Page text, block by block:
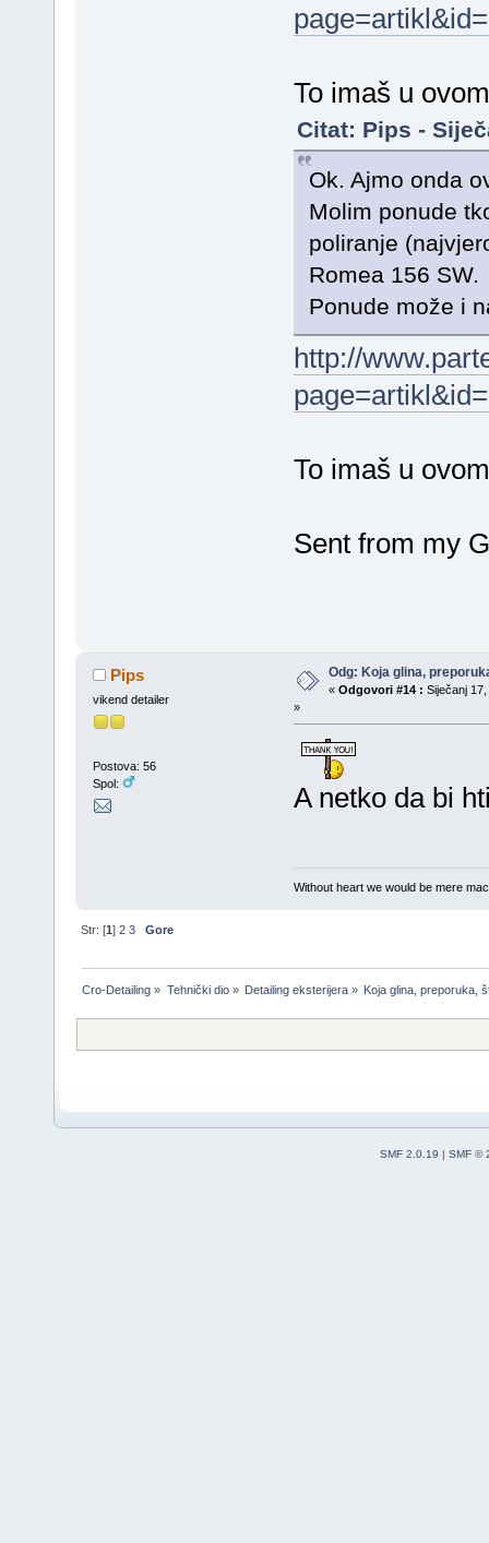
To imaš u
Citat: Pips -
Ok. Ajmo onda
Molim ponude
poliranje
Romea 156 SW.
Ponude može i
http://
To imaš u
Sent from my
Pips
vikend detailer
Postova: 56
Spol:
Odg: Koja glina,
« Odgovori #14 : Siječanj
»
A netko da bi
Without heart we would be mere
Str: [1]2 3 Gore
Cro-Detailing » Tehnički dio» Detailing eksterijera» Koja glina, preporuka,
SMF 2.0.19 | SMF ©